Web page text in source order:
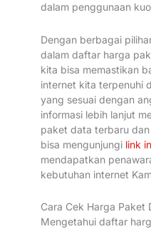
dalam penggunaan
Dengan berbagai
dalam daftar harga
kita bisa memastikan
internet kita terpenuhi
yang sesuai dengan
informasi lebih lanjut
paket data terbaru
bisa mengunjungi link
mendapatkan
kebutuhan internet
Cara Cek Harga Paket
Mengetahui daftar